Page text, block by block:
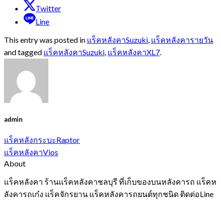
Twitter
Line
This entry was posted in แร็คหลังคาSuzuki, แร็คหลังคารายวัน
and tagged แร็คหลังคาSuzuki, แร็คหลังคาXL7.
admin
แร็คหลังกระบะRaptor
แร็คหลังคาVios
About
แร็คหลังคา ร้านแร็คหลังคาชลบุรี ที่เก็บของบนหลังคารถ แร็คห
ลังคารถเก๋ง แร็คจักรยาน แร็คหลังคารถยนต์ทุกชนิด ติดต่อLine